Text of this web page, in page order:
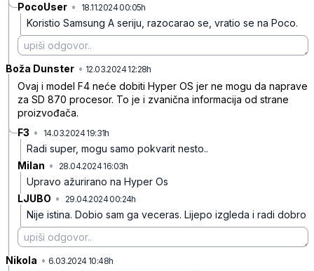
PocoUser • 18.11.2024 00:05h
Koristio Samsung A seriju, razocarao se, vratio se na Poco.
Boža Dunster • 12.03.2024 12:28h
Ovaj i model F4 neće dobiti Hyper OS jer ne mogu da naprave
za SD 870 procesor. To je i zvanična informacija od strane
proizvođača.
F3 • 14.03.2024 19:31h
Radi super, mogu samo pokvarit nesto..
Milan • 28.04.2024 16:03h
Upravo ažurirano na Hyper Os
LJUBO • 29.04.2024 00:24h
Nije istina. Dobio sam ga veceras. Lijepo izgleda i radi dobro
Nikola • 6.03.2024 10:48h